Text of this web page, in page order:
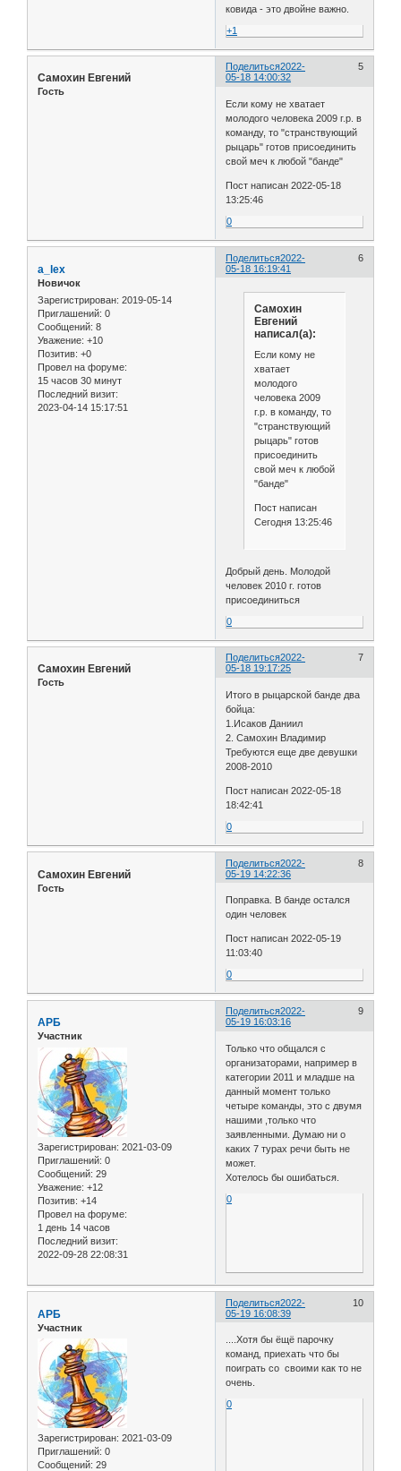
ковида - это двойне важно.
+1
Поделиться 5
2022-
05-18 14:00:32
Самохин Евгений
Гость
Если кому не хватает
молодого человека 2009 г.р. в
команду, то "странствующий
рыцарь" готов присоединить
свой меч к любой "банде"
Пост написан 2022-05-18
13:25:46
0
Поделиться 6
2022-
05-18 16:19:41
a_lex
Новичок
Зарегистрирован: 2019-05-14
Приглашений: 0
Сообщений: 8
Уважение: +10
Позитив: +0
Провел на форуме:
15 часов 30 минут
Последний визит:
2023-04-14 15:17:51
Самохин
Евгений
написал(а):
Если кому не
хватает
молодого
человека 2009
г.р. в команду, то
"странствующий
рыцарь" готов
присоединить
свой меч к любой
"банде"
Пост написан
Сегодня 13:25:46
Добрый день. Молодой
человек 2010 г. готов
присоединиться
0
Поделиться 7
2022-
05-18 19:17:25
Самохин Евгений
Гость
Итого в рыцарской банде два
бойца:
1.Исаков Даниил
2. Самохин Владимир
Требуются еще две девушки
2008-2010
Пост написан 2022-05-18
18:42:41
0
Поделиться 8
2022-
05-19 14:22:36
Самохин Евгений
Гость
Поправка. В банде остался
один человек
Пост написан 2022-05-19
11:03:40
0
Поделиться 9
2022-
05-19 16:03:16
АРБ
Участник
Зарегистрирован: 2021-03-09
Приглашений: 0
Сообщений: 29
Уважение: +12
Позитив: +14
Провел на форуме:
1 день 14 часов
Последний визит:
2022-09-28 22:08:31
Только что общался с
организаторами, например в
категории 2011 и младше на
данный момент только
четыре команды, это с двумя
нашими ,только что
заявленными. Думаю ни о
каких 7 турах речи быть не
может.
Хотелось бы ошибаться.
0
Поделиться 10
2022-
05-19 16:08:39
АРБ
Участник
Зарегистрирован: 2021-03-09
Приглашений: 0
Сообщений: 29
....Хотя бы ёщё парочку
команд, приехать что бы
поиграть со своими как то не
очень.
0